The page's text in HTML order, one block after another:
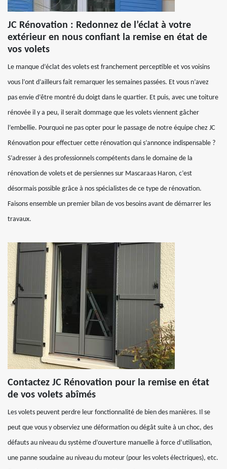
JC Rénovation : Redonnez de l’éclat à votre
extérieur en nous confiant la remise en état de
vos volets
Le manque d’éclat des volets est franchement perceptible et vos voisins
vous l’ont d’ailleurs fait remarquer les semaines passées. Et vous n’avez
pas envie d’être montré du doigt dans le quartier. Et puis, avec une toiture
rénovée il y a peu, il serait dommage que les volets viennent gâcher
l’embellie. Pourquoi ne pas opter pour le passage de notre équipe chez JC
Rénovation pour effectuer cette rénovation qui s’annonce indispensable ?
S’adresser à des professionnels compétents dans le domaine de la
rénovation de volets et de persiennes sur Mascaraas Haron, c’est
désormais possible grâce à nos spécialistes de ce type de rénovation.
Faisons ensemble un premier bilan de vos besoins avant de démarrer les
travaux.
Contactez JC Rénovation pour la remise en état
de vos volets abîmés
Les volets peuvent perdre leur fonctionnalité de bien des manières. Il se
peut que vous y observiez une déformation ou dégât suite à un choc, des
défauts au niveau du système d’ouverture manuelle à force d’utilisation,
une panne soudaine au niveau du moteur (pour les volets électriques), etc.